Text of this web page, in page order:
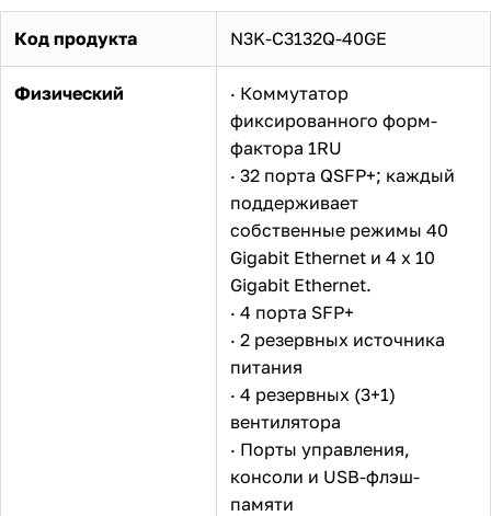
Код продукта N3K-C3132Q-40GE
Физический
· Коммутатор
фиксированного форм-
фактора 1RU
· 32 порта QSFP+; каждый
поддерживает
собственные режимы 40
Gigabit Ethernet и 4 x 10
Gigabit Ethernet.
· 4 порта SFP+
· 2 резервных источника
питания
· 4 резервных (3+1)
вентилятора
· Порты управления,
консоли и USB-флэш-
памяти